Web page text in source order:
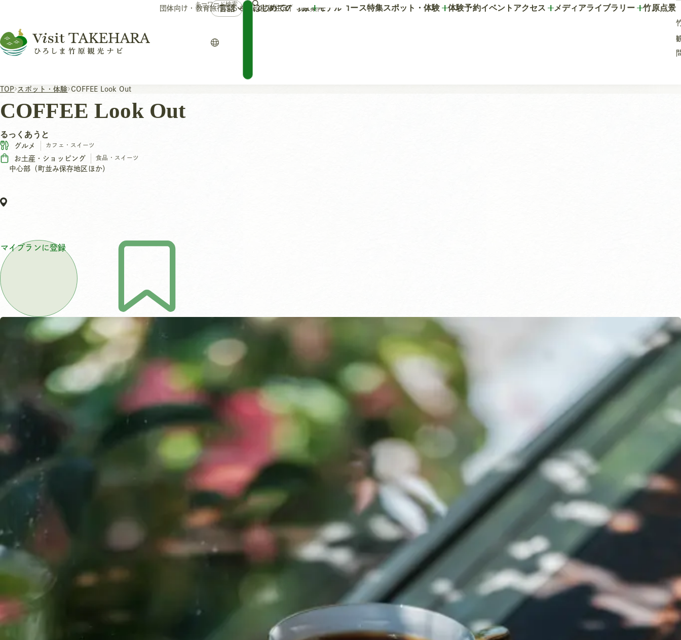
団体向け・教育旅行ふるさと納税移住定住のご案内
言語
マ
はじめての竹原 モデルコース特集スポット・体験 体験予約イベント アクセス メディアライブラリー 竹原点景
TOP スポット・体験 COFFEE Look Out
COFFEE Look Out
るっくあうと
グルメ カフェ・スイーツ
お土産・ショッピング 食品・スイーツ
中心部（町並み保存地区ほか）
マイプランに登録